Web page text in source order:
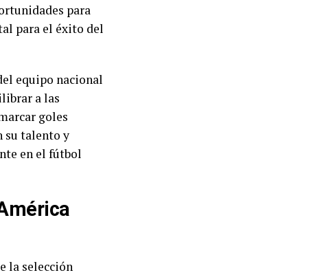
para
para el éxito del
equipo nacional
a las
goles
su talento y
en el fútbol
la selección